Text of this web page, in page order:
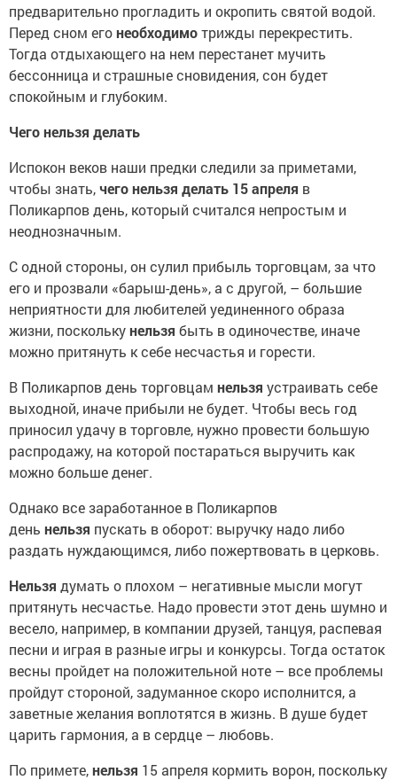
предварительно прогладить и окропить святой водой.
Перед сном егонеобходимотрижды перекрестить.
Тогда отдыхающего на нем перестанет мучить
бессонница и страшные сновидения, сон будет
спокойным и глубоким.
Чего нельзя делать
Испокон веков наши предки следили за приметами,
чтобы знать,чего нельзя делать 15 апреля в
Поликарпов день, который считался непростым и
неоднозначным.
С одной стороны, он сулил прибыль торговцам, за что
его и прозвали «барыш-день», а с другой, – большие
неприятности для любителей уединенного образа
жизни, посколькунельзя быть в одиночестве, иначе
можно притянуть к себе несчастья и горести.
В Поликарпов день торговцам нельзя устраивать себе
выходной, иначе прибыли не будет. Чтобы весь год
приносил удачу в торговле, нужно провести большую
распродажу, на которой постараться выручить как
можно больше денег.
Однако все заработанное в Поликарпов
день нельзя пускать в оборот: выручку надо либо
раздать нуждающимся, либо пожертвовать в церковь.
Нельзя думать о плохом – негативные мысли могут
притянуть несчастье. Надо провести этот день шумно и
весело, например, в компании друзей, танцуя, распевая
песни и играя в разные игры и конкурсы. Тогда остаток
весны пройдет на положительной ноте – все проблемы
пройдут стороной, задуманное скоро исполнится, а
заветные желания воплотятся в жизнь. В душе будет
царить гармония, а в сердце – любовь.
По примете,нельзя 15 апреля кормить ворон, поскольку